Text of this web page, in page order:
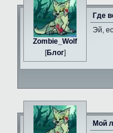
Zombie_Wolf
[Блог]
Где
Эй,
Мой